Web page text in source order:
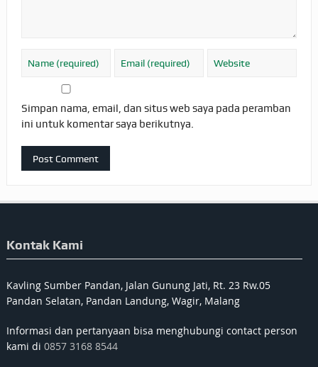
Simpan nama, email, dan situs web saya pada peramban
ini untuk komentar saya berikutnya.
Kontak Kami
Kavling Sumber Pandan, Jalan Gunung Jati, Rt. 23 Rw.05
Pandan Selatan, Pandan Landung, Wagir, Malang
Informasi dan pertanyaan bisa menghubungi contact person
kami di 0857 3168 8544